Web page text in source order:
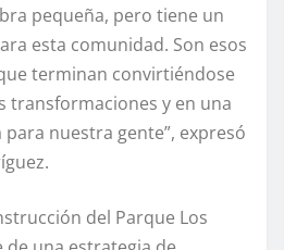
pequeña, pero tiene un
esta comunidad. Son esos
terminan convirtiéndose
transformaciones y en una
nuestra gente”, expresó
del Parque Los